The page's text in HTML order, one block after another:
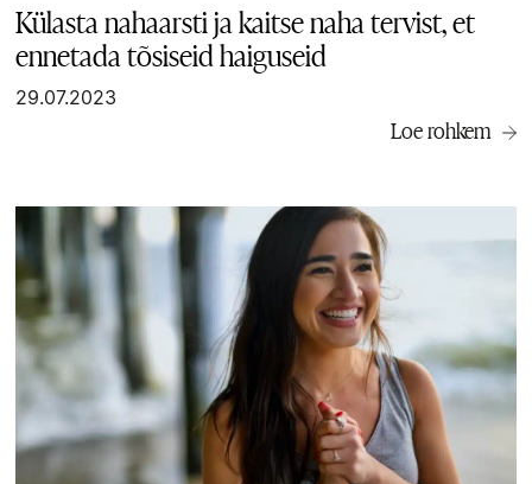
Külasta nahaarsti ja kaitse naha tervist, et
ennetada tõsiseid haiguseid
29.07.2023
Loe rohkem